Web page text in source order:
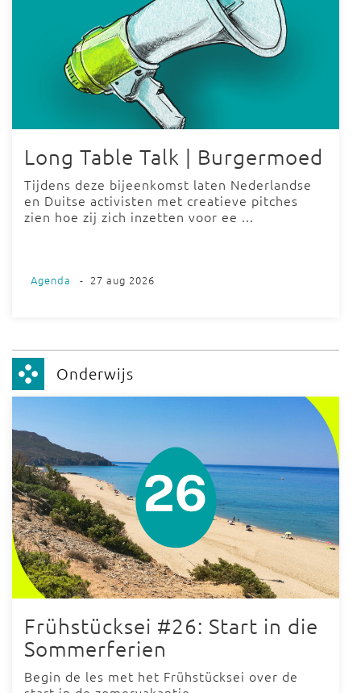
Long Table Talk | Burgermoed
Tijdens deze bijeenkomst laten Nederlandse
en Duitse activisten met creatieve pitches
zien hoe zij zich inzetten voor ee ...
Agenda - 27 aug 2026
Onderwijs
Frühstücksei #26: Start in die
Sommerferien
Begin de les met het Frühstücksei over de